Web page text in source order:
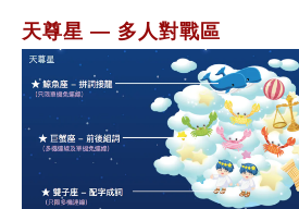
天尊星 — 多人對戰區